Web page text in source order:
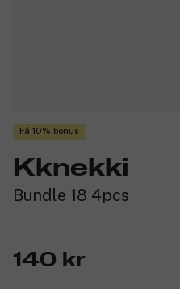
Få 10% bonus
Kknekki
Bundle 18 4pcs
140 kr